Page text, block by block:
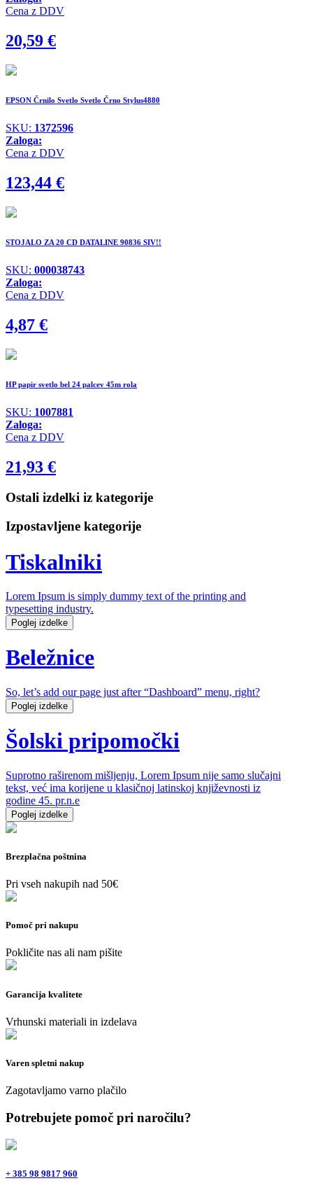
Cena z DDV
20,59 €
EPSON Črnilo Svetlo Svetlo Črno Stylus4880
SKU: 1372596
Zaloga:
Cena z DDV
123,44 €
STOJALO ZA 20 CD DATALINE 90836 SIV!!
SKU: 000038743
Zaloga:
Cena z DDV
4,87 €
HP papir svetlo bel 24 palcev 45m rola
SKU: 1007881
Zaloga:
Cena z DDV
21,93 €
Ostali izdelki iz kategorije
Izpostavljene kategorije
Tiskalniki
Lorem Ipsum is simply dummy text of the printing and
typesetting industry.
Poglej izdelke
Beležnice
So, let’s add our page just after “Dashboard” menu, right?
Poglej izdelke
Šolski pripomočki
Suprotno raširenom mišljenju, Lorem Ipsum nije samo slučajni
tekst, već ima korijene u klasičnoj latinskoj književnosti iz
godine 45. pr.n.e
Poglej izdelke
Brezplačna poštnina
Pri vseh nakupih nad 50€
Pomoč pri nakupu
Pokličite nas ali nam pišite
Garancija kvalitete
Vrhunski materiali in izdelava
Varen spletni nakup
Zagotavljamo varno plačilo
Potrebujete pomoč pri naročilu?
+ 385 98 9817 960